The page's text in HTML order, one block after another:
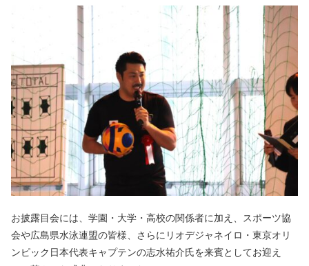
お披露目会には、学園・大学・高校の関係者に加え、スポーツ協
会や広島県水泳連盟の皆様、さらにリオデジャネイロ・東京オリ
ンピック日本代表キャプテンの志水祐介氏を来賓としてお迎え